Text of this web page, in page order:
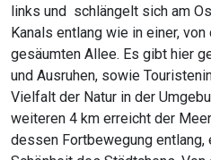
links und schlängelt sich am
Kanals entlang wie in einer,
gesäumten Allee. Es gibt hier
und Ausruhen, sowie
Vielfalt der Natur in der
weiteren 4 km erreicht der
dessen Fortbewegung